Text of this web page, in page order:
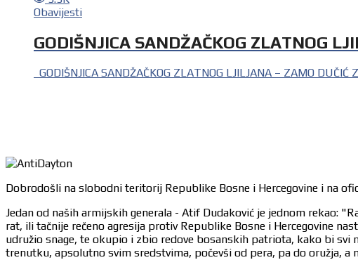
Obavijesti
GODIŠNJICA SANDŽAČKOG ZLATNOG
GODIŠNJICA SANDŽAČKOG ZLATNOG LJILJANA – ZAMO
Dobrodošli na slobodni teritorij Republike Bosne i Hercegovine i na
Jedan od naših armijskih generala - Atif Dudaković je jednom rekao:
rat, ili tačnije rečeno agresija protiv Republike Bosne i Hercegovine
udružio snage, te okupio i zbio redove bosanskih patriota, kako bi
trenutku, apsolutno svim sredstvima, počevši od pera, pa do oružja,